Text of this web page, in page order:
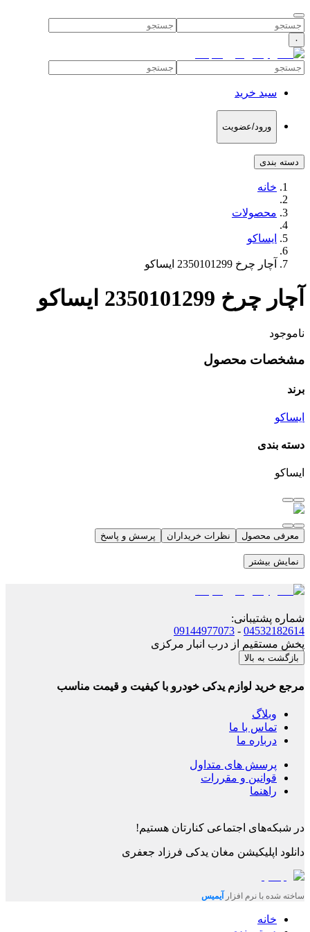
۰
سبد خرید
ورود/عضویت
دسته بندی
خانه
محصولات
ایساکو
آچار چرخ 2350101299 ایساکو
آچار چرخ 2350101299 ایساکو
ناموجود
مشخصات محصول
برند
ایساکو
دسته بندی
ایساکو
معرفی محصول نظرات خریداران پرسش و پاسخ
نمایش بیشتر
شماره پشتیبانی:
04532182614
-
09144977073
پخش مستقیم از درب انبار مرکزی
بازگشت به بالا
مرجع خرید لوازم یدکی خودرو با کیفیت و قیمت مناسب
وبلاگ
تماس با ما
درباره ما
پرسش های متداول
قوانین و مقررات
راهنما
در شبکه‌های اجتماعی کنارتان هستیم!
دانلود اپلیکیشن مغان یدکی فرزاد جعفری
ساخته شده با نرم افزار آیمیس
خانه